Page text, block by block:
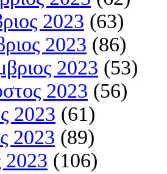
2023 (63)
2023 (86)
2023 (53)
2023 (56)
2023 (61)
2023 (89)
2023 (106)